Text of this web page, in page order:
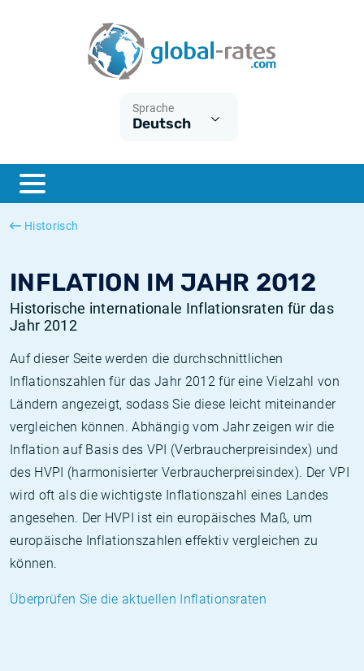
Sprache
Deutsch
Historisch
INFLATION IM JAHR 2012
Historische internationale Inflationsraten für das
Jahr 2012
Auf dieser Seite werden die durchschnittlichen
Inflationszahlen für das Jahr 2012 für eine Vielzahl von
Ländern angezeigt, sodass Sie diese leicht miteinander
vergleichen können. Abhängig vom Jahr zeigen wir die
Inflation auf Basis des VPI (Verbraucherpreisindex) und
des HVPI (harmonisierter Verbraucherpreisindex). Der VPI
wird oft als die wichtigste Inflationszahl eines Landes
angesehen. Der HVPI ist ein europäisches Maß, um
europäische Inflationszahlen effektiv vergleichen zu
können.
Überprüfen Sie die aktuellen Inflationsraten
ESTER
SONIA
Was ist die VPI-Inflation?
Was ist die HVPI-Inflation?
Deutsche inflation
Europäische inflation
Historische Euribor-Sätze
Historische ESTER-Sätze
Historische SOFR-Sätze
Historische SONIA-Sätze
Inflationsrechner